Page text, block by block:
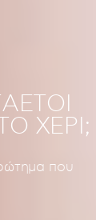
ΧΕΡΙ;
που